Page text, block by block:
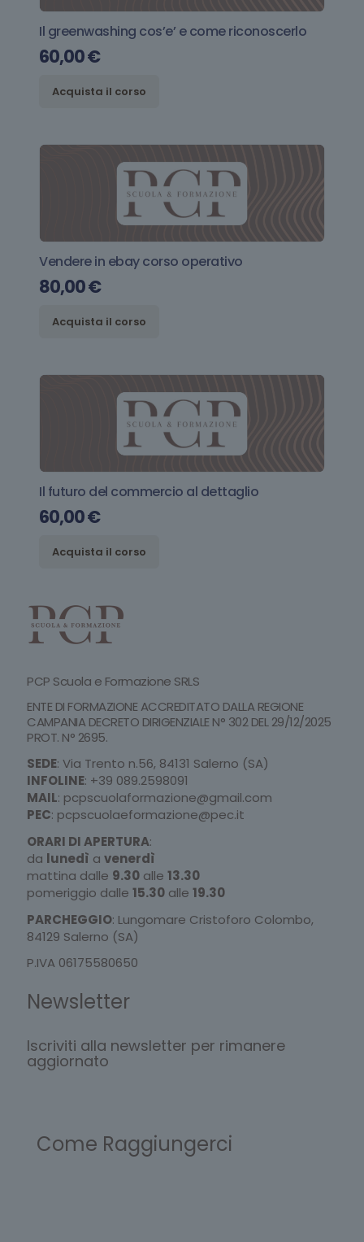
Il greenwashing cos’e’ e come riconoscerlo
60,00€
Acquista il corso
Vendere in ebay corso operativo
80,00€
Acquista il corso
Il futuro del commercio al dettaglio
60,00€
Acquista il corso
PCP Scuola e Formazione SRLS
ENTE DI FORMAZIONE ACCREDITATO DALLA REGIONE
CAMPANIA DECRETO DIRIGENZIALE N° 302 DEL 29/12/2025
PROT. N° 2695.
SEDE: Via Trento n.56, 84131 Salerno (SA)
INFOLINE: +39 089.2598091
MAIL: pcpscuolaformazione@gmail.com
PEC: pcpscuolaeformazione@pec.it
ORARI DI APERTURA:
da lunedì a venerdì
mattina dalle 9.30 alle 13.30
pomeriggio dalle 15.30 alle 19.30
PARCHEGGIO: Lungomare Cristoforo Colombo,
84129 Salerno (SA)
P.IVA 06175580650
Newsletter
Iscriviti alla newsletter per rimanere
aggiornato
Come Raggiungerci